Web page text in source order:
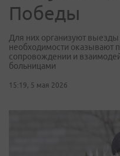
Победы
Для них организуют
необходимости оказывают
сопровождении и
больницами
15:19, 5 мая 2026